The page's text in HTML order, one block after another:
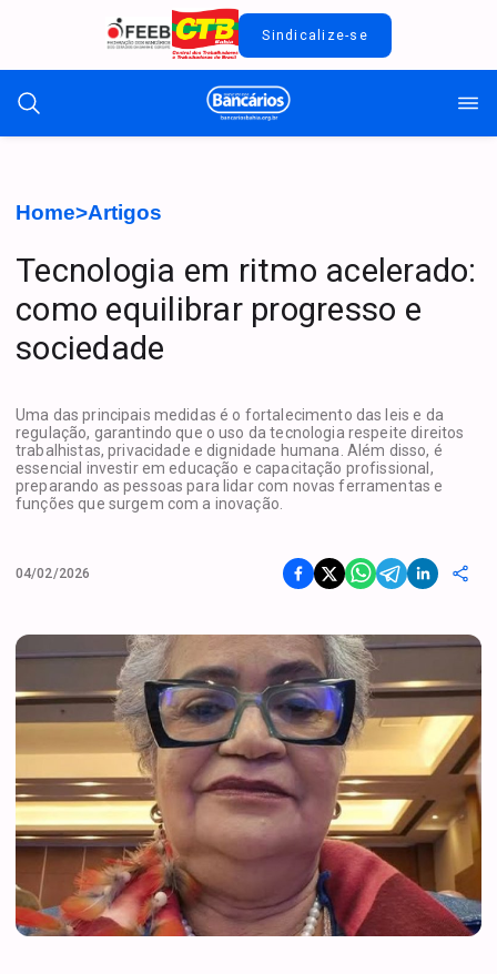
Sindicalize-se
Home>Artigos
Tecnologia em ritmo acelerado:
como equilibrar progresso e
sociedade
Uma das principais medidas é o fortalecimento das leis e da
regulação, garantindo que o uso da tecnologia respeite direitos
trabalhistas, privacidade e dignidade humana. Além disso, é
essencial investir em educação e capacitação profissional,
preparando as pessoas para lidar com novas ferramentas e
funções que surgem com a inovação.
04/02/2026